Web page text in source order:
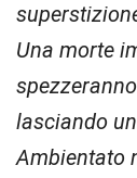
Una morte
lasciando
Ambientato